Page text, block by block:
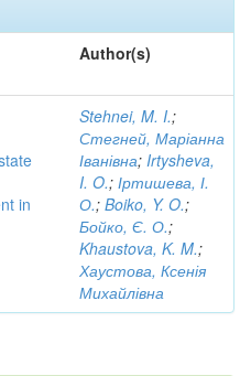
Author(s)
in
Stehnei, M. I.;
Стегней, Маріанна
Іванівна; Irtysheva,
I. O.; Іртишева, І.
О.; Boiko, Y. O.;
Бойко, Є. О.;
Khaustova, K. M.;
Хаустова, Ксенія
Михайлівна